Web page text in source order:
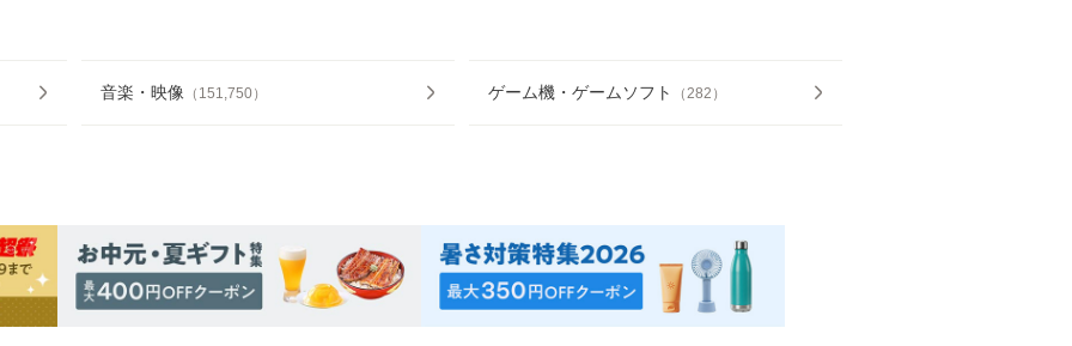
音楽・映像 （ 151,750） ゲーム機・ゲームソフト （ 282 ）